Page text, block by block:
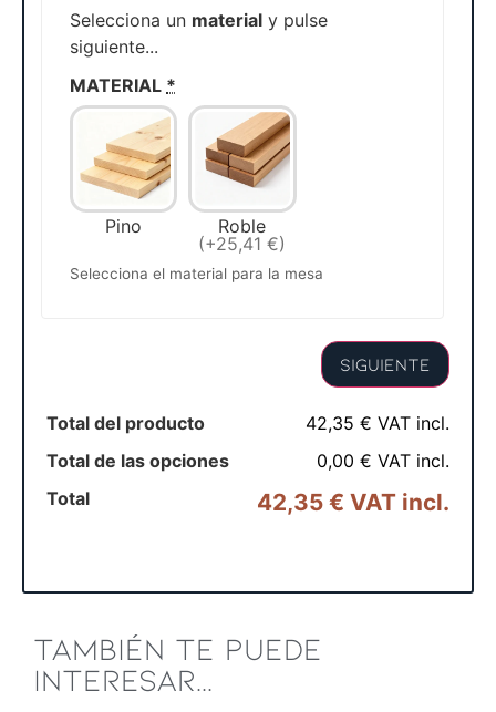
Selecciona un material y pulse
siguiente...
MATERIAL *
Pino
Roble
(+25,41 €)
Selecciona el material para la mesa
Siguiente
Total del producto
42,35 € VAT incl.
Total de las opciones
0,00 € VAT incl.
Total
42,35 € VAT incl.
TAMBIÉN TE PUEDE
INTERESAR...